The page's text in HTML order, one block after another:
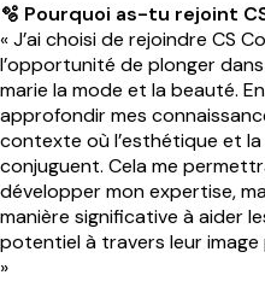
🫧 Pourquoi as-tu rejoint
« J’ai choisi de rejoindre CS
l’opportunité de plonger
marie la mode et la beauté.
approfondir mes
contexte où l’esthétique et
conjuguent. Cela me
développer mon expertise,
manière significative à aider
potentiel à travers leur
»